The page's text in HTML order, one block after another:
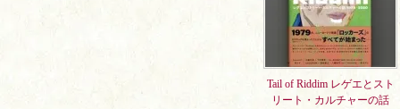
Tail of Riddim レゲエとスト
リート・カルチャーの話